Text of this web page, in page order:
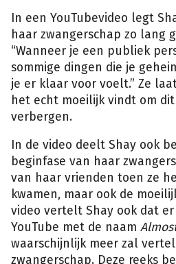
In een YouTubevideo legt
haar zwangerschap zo lang
“Wanneer je een publiek
sommige dingen die je
je er klaar voor voelt.” Ze
het echt moeilijk vindt om
verbergen.
In de video deelt Shay ook
beginfase van haar
van haar vrienden toen ze
kwamen, maar ook de
video vertelt Shay ook dat
YouTube met de naam
waarschijnlijk meer zal
zwangerschap. Deze reeks